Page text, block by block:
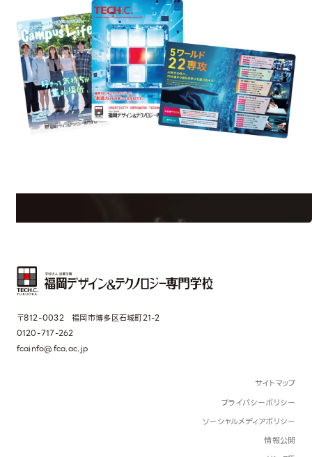
Information
〒812-0032 福岡市博多区石城町21-2
0120-717-262
fcainfo@fca.ac.jp
サイトマップ
プライバシーポリシー
ソーシャルメディアポリシー
情報公開